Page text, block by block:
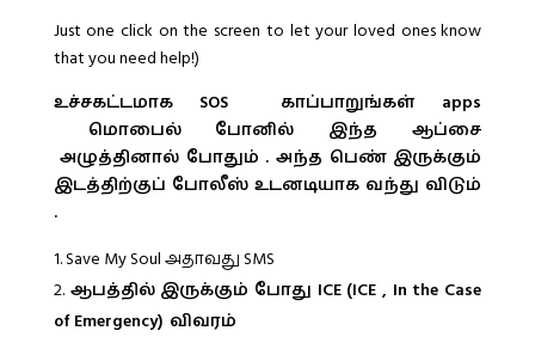
Just one click on the screen to let your loved ones know
that you need help!)
உச்சகட்டமாக SOS காப்பாறுங்கள் apps
மொபைல் போனில் இந்த ஆப்சை
அழுத்தினால் போதும் . அந்த பெண் இருக்கும்
இடத்திற்குப் போலீஸ் உடனடியாக வந்து விடும்
.
Save My Soul அதாவது SMS
ஆபத்தில் இருக்கும் போது ICE (ICE , In the Case
of Emergency) விவரம்